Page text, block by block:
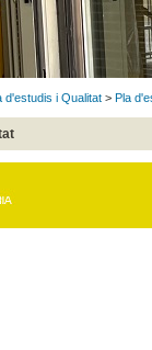
d'estudis i Qualitat > Pla